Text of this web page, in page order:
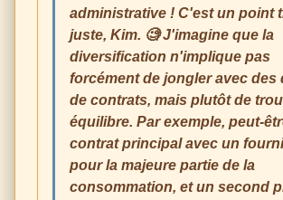
administrative ! C'est un point
juste, Kim. 🧐 J'imagine que la
diversification n'implique pas
forcément de jongler avec des
de contrats, mais plutôt de
équilibre. Par exemple, peut-
contrat principal avec un
pour la majeure partie de la
consommation, et un second